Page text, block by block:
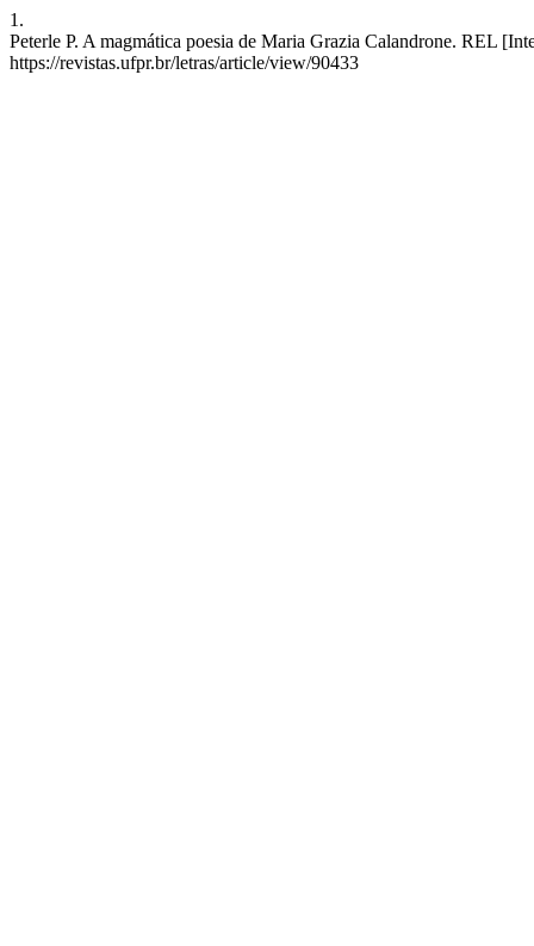
1.
Peterle P. A magmática poesia de Maria Grazia Calandrone. REL
https://revistas.ufpr.br/letras/article/view/90433